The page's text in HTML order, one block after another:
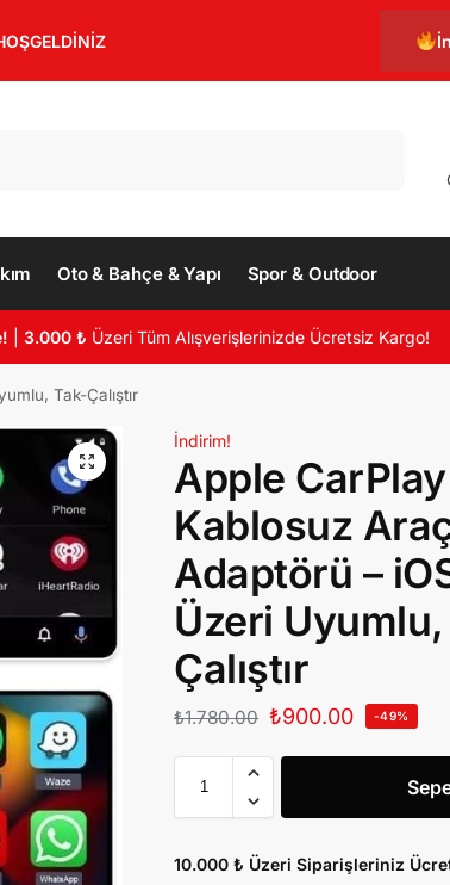
Oto & Bahçe & Yapı Spor & Outdoor
|3.000 ₺ Üzeri Tüm Alışverişlerinizde Ücretsiz Kargo!
Tak-Çalıştır
İndirim!
Apple CarPlay
Kablosuz
Adaptörü –
Üzeri
Çalıştır
₺1.780.00 ₺900.00 -49%
10.000 ₺ Üzeri Siparişleriniz